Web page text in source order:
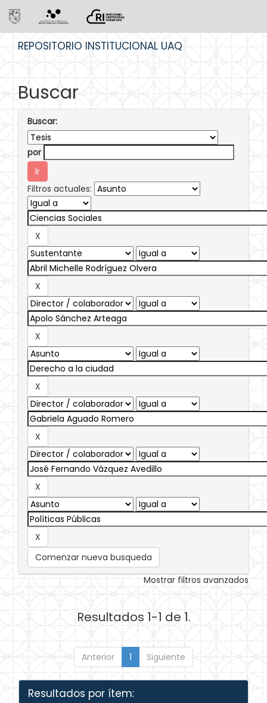
REPOSITORIO INSTITUCIONAL UAQ
Buscar
Buscar:
por
Filtros actuales:
Comenzar nueva busqueda
Mostrar filtros avanzados
Resultados 1-1 de 1.
Anterior 1 Siguiente
Resultados por ítem: